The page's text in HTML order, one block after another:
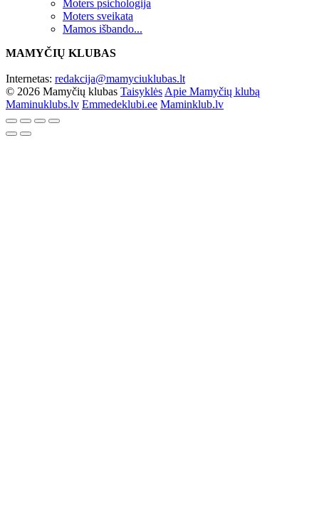
Moters psichologija
Moters sveikata
Mamos išbando...
MAMYČIŲ KLUBAS
Internetas: redakcija@mamyciuklubas.lt
© 2026 Mamyčių klubas Taisyklės Apie Mamyčių klubą
Maminuklubs.lv Emmedeklubi.ee Maminklub.lv